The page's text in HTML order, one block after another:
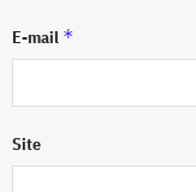
E-mail *
Site